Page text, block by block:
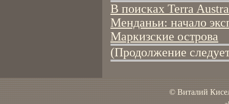
В поисках Terra
Менданьи: начало
Маркизские острова
(Продолжение
© Виталий